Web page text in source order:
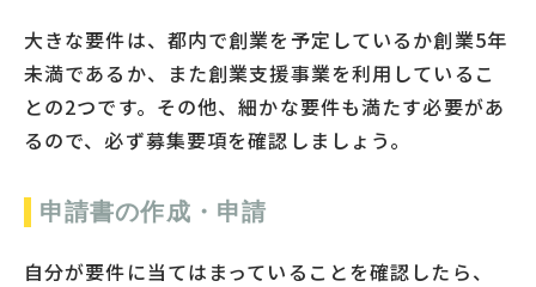
大きな要件は、都内で創業を予定しているか創業5年
未満であるか、また創業支援事業を利用しているこ
との2つです。その他、細かな要件も満たす必要があ
るので、必ず募集要項を確認しましょう。
申請書の作成・申請
自分が要件に当てはまっていることを確認したら、